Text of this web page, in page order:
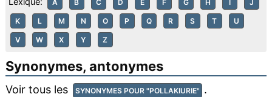
A B C D E F G H I J
K L M N O P Q R S T U
V W X Y Z
Synonymes, antonymes
Voir tous les SYNONYMES POUR "POLLAKIURIE" .